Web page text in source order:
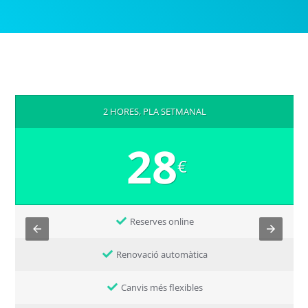
2 HORES, PLA SETMANAL
28€
Reserves online
Renovació automàtica
Canvis més flexibles